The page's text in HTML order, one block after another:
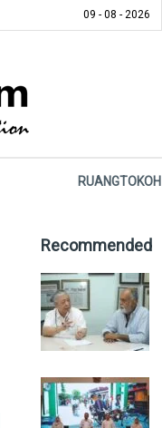
09 - 08 - 2026
RUANGTOKOH
Recommended